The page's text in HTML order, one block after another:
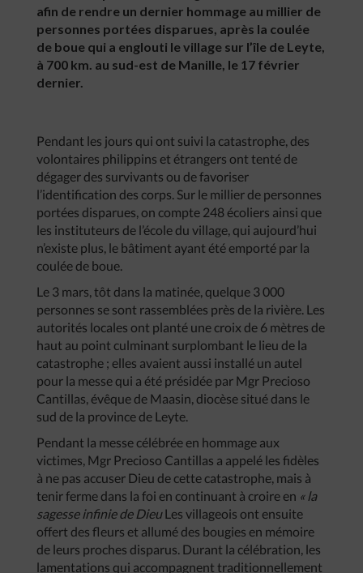
afin de rendre un dernier hommage au millier de
personnes portées disparues, après la coulée
de boue qui a englouti le village sur l’île de Leyte,
à 700 km. au sud-est de Manille, le 17 février
dernier.
Pendant les jours qui ont suivi la catastrophe, des
volontaires philippins et étrangers ont tenté de
dégager des survivants ou de favoriser
l’identification des corps. Sur le millier de personnes
portées disparues, on compte 248 écoliers ainsi que
les instituteurs de l’école du village, qui aujourd’hui
n’existe plus, le bâtiment ayant été emporté par la
coulée de boue.
Le 3 mars, tôt dans la matinée, quelque 3 000
personnes se sont rassemblées près de la rivière. Les
autorités locales ont planté une croix de 6 mètres de
haut au point culminant surplombant le lieu de la
catastrophe ; elles avaient aussi installé un autel
pour la messe qui a été présidée par Mgr Precioso
Cantillas, évêque de Maasin, diocèse situé dans le
sud de la province de Leyte.
Pendant la messe célébrée en hommage aux
victimes, Mgr Precioso Cantillas a appelé les fidèles
à ne pas accuser Dieu de cette catastrophe, mais à
tenir ferme dans la foi en continuant à croire en « la
sagesse infinie de DieuLes villageois ont ensuite
offert des fleurs et allumé des bougies en mémoire
de leurs proches disparus. Durant la célébration, les
lamentations qui accompagnent traditionnellement